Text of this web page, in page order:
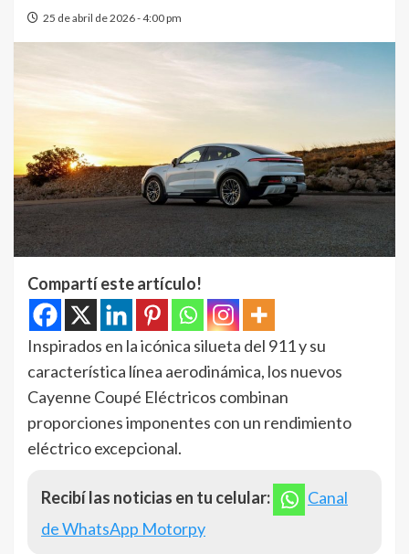
25 de abril de 2026 - 4:00 pm
Compartí este artículo!
Inspirados en la icónica silueta del 911 y su
característica línea aerodinámica, los nuevos
Cayenne Coupé Eléctricos combinan
proporciones imponentes con un rendimiento
eléctrico excepcional.
Recibí las noticias en tu celular:
Canal
de WhatsApp Motorpy